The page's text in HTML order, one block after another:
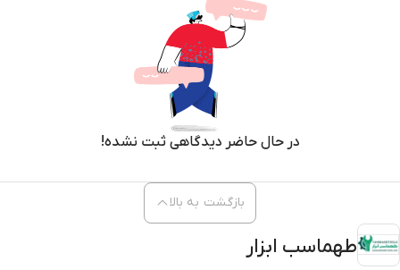
در حال حاضر دیدگاهی ثبت نشده!
طهماسب ابزار
بازگشت به بالا